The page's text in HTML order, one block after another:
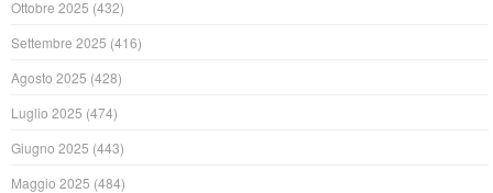
Ottobre 2025 (432)
Settembre 2025 (416)
Agosto 2025 (428)
Luglio 2025 (474)
Giugno 2025 (443)
Maggio 2025 (484)